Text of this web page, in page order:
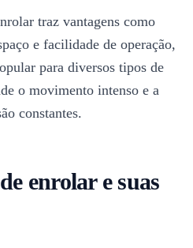
traz vantagens como
e facilidade de operação,
para diversos tipos de
o movimento intenso e a
constantes.
enrolar e suas